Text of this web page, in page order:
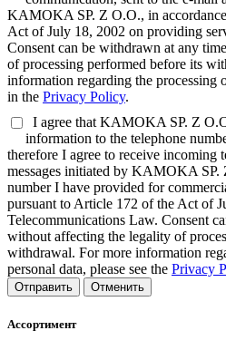
KAMOKA SP. Z O.O., in
Act of July 18, 2002 on providing
Consent can be withdrawn at any
of processing performed before its
information regarding the processing
in the Privacy Policy.
I agree that KAMOKA SP. Z
information to the telephone
therefore I agree to receive incoming
messages initiated by KAMOKA SP.
number I have provided for
pursuant to Article 172 of the Act of
Telecommunications Law. Consent
without affecting the legality of
withdrawal. For more information
personal data, please see the Privacy
Отправить Отменить
Ассортимент